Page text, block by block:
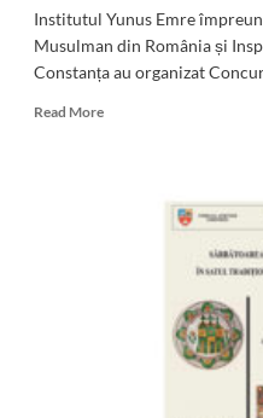
prezintă
creațiile
Institutul Yunus Emre
Musulman din România și
Constanța au organizat
Read MoreRead